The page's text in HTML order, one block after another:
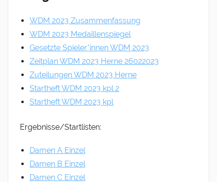
WDM 2023 Zusammenfassung
WDM 2023 Medaillenspiegel
Gesetzte Spieler*innen WDM 2023
Zeitplan WDM 2023 Herne 26022023
Zuteilungen WDM 2023 Herne
Startheft WDM 2023 kpl 2
Startheft WDM 2023 kpl
Ergebnisse/Startlisten:
Damen A Einzel
Damen B Einzel
Damen C Einzel